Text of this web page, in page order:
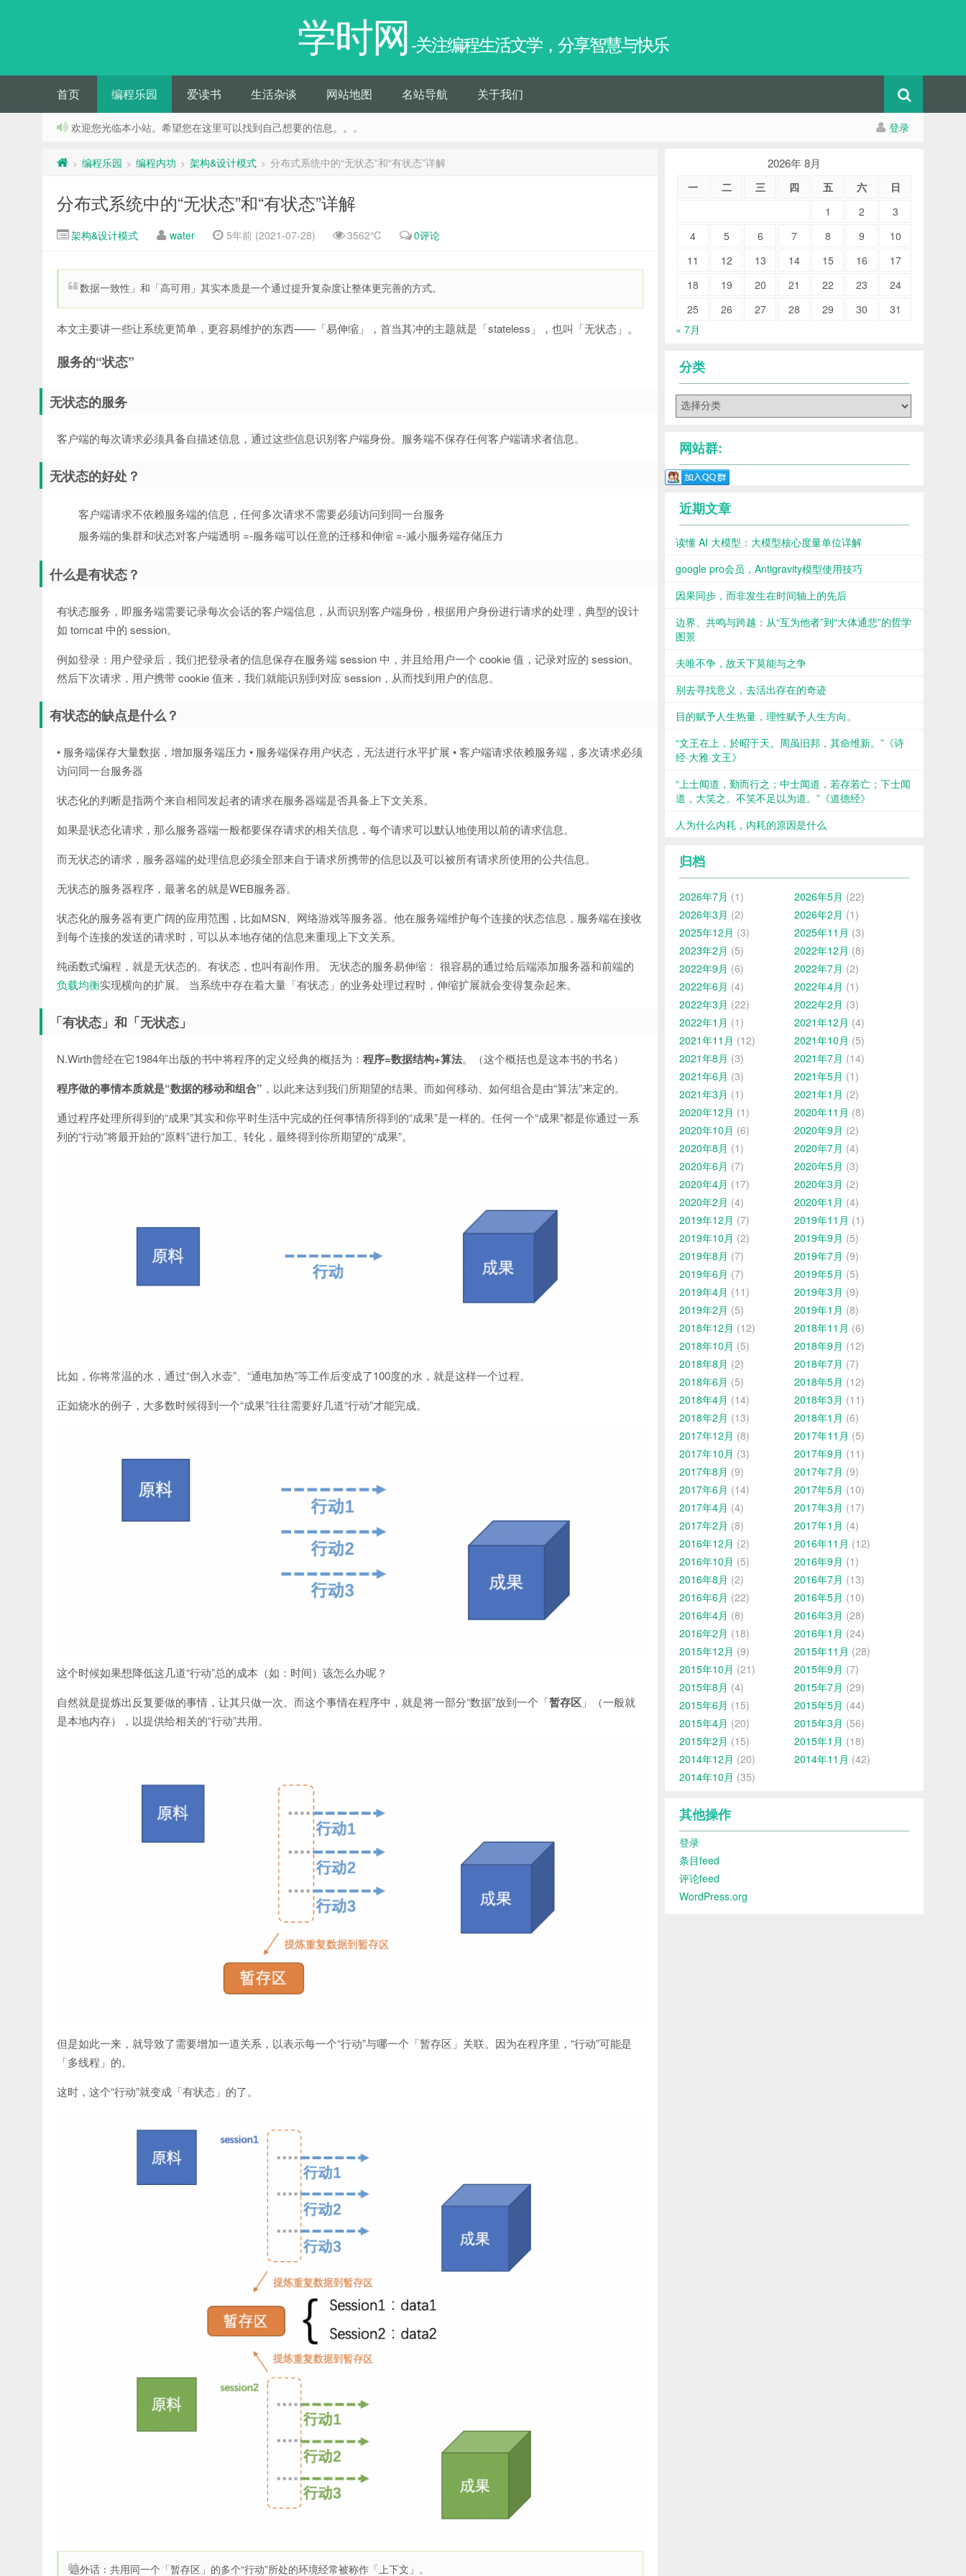
学时网 -关注编程生活文学，分享智慧与快乐
首页 编程乐园 爱读书 生活杂谈 网站地图 名站导航 关于我们
登录
欢迎您光临本小站。希望您在这里可以找到自己想要的信息。。。
> 编程乐园 > 编程内功 > 架构&设计模式 > 分布式系统中的“无状态”和“有状态”详解
分布式系统中的“无状态”和“有状态”详解
架构&设计模式 water 5年前 (2021-07-28) 3562℃ 0评论
「数据一致性」和「高可用」其实本质是一个通过提升复杂度让整体更完善的方式。
本文主要讲一些让系统更简单，更容易维护的东西——「易伸缩」，首当其冲的主题就是「stateless」，也叫「无状态」。
服务的“状态”
无状态的服务
客户端的每次请求必须具备自描述信息，通过这些信息识别客户端身份。服务端不保存任何客户端请求者信息。
无状态的好处？
客户端请求不依赖服务端的信息，任何多次请求不需要必须访问到同一台服务
服务端的集群和状态对客户端透明 =-服务端可以任意的迁移和伸缩 =-减小服务端存储压力
什么是有状态？
有状态服务，即服务端需要记录每次会话的客户端信息，从而识别客户端身份，根据用户身份进行请求的处理，典型的设计
如 tomcat 中的 session。
例如登录：用户登录后，我们把登录者的信息保存在服务端 session 中，并且给用户一个 cookie 值，记录对应的 session。
然后下次请求，用户携带 cookie 值来，我们就能识别到对应 session，从而找到用户的信息。
有状态的缺点是什么？
• 服务端保存大量数据，增加服务端压力 • 服务端保存用户状态，无法进行水平扩展 • 客户端请求依赖服务端，多次请求必须
访问同一台服务器
状态化的判断是指两个来自相同发起者的请求在服务器端是否具备上下文关系。
如果是状态化请求，那么服务器端一般都要保存请求的相关信息，每个请求可以默认地使用以前的请求信息。
而无状态的请求，服务器端的处理信息必须全部来自于请求所携带的信息以及可以被所有请求所使用的公共信息。
无状态的服务器程序，最著名的就是WEB服务器。
状态化的服务器有更广阔的应用范围，比如MSN、网络游戏等服务器。他在服务端维护每个连接的状态信息，服务端在接收
到每个连接的发送的请求时，可以从本地存储的信息来重现上下文关系。
纯函数式编程，就是无状态的。有状态，也叫有副作用。 无状态的服务易伸缩： 很容易的通过给后端添加服务器和前端的
负载均衡实现横向的扩展。 当系统中存在着大量「有状态」的业务处理过程时，伸缩扩展就会变得复杂起来。
「有状态」和「无状态」
N.Wirth曾经在它1984年出版的书中将程序的定义经典的概括为： 程序=数据结构+算法。（这个概括也是这本书的书名）
程序做的事情本质就是“数据的移动和组合” ，以此来达到我们所期望的结果。而如何移动、如何组合是由“算法”来定的。
通过程序处理所得到的“成果”其实和你平时生活中完成的任何事情所得到的“成果”是一样的。任何一个“成果”都是你通过一系
列的“行动”将最开始的“原料”进行加工、转化，最终得到你所期望的“成果”。
比如，你将常温的水，通过“倒入水壶”、“通电加热”等工作后变成了100度的水，就是这样一个过程。
正如烧水的例子，大多数时候得到一个“成果”往往需要好几道“行动”才能完成。
这个时候如果想降低这几道“行动”总的成本（如：时间）该怎么办呢？
自然就是提炼出反复要做的事情，让其只做一次。而这个事情在程序中，就是将一部分“数据”放到一个「暂存区 」（一般就
是本地内存），以提供给相关的“行动”共用。
但是如此一来，就导致了需要增加一道关系，以表示每一个“行动”与哪一个「暂存区」关联。因为在程序里，“行动”可能是
「多线程」的。
这时，这个“行动”就变成「有状态」的了。
题外话：共用同一个「暂存区」的多个“行动”所处的环境经常被称作「上下文」。
2026年 8月
一 二 三 四 五 六
日
1
2
3
4
5 6 7 8 9
10
11
12 13 14 15 16
17
18
19 20 21 22 23
24
25
26 27 28 29 30
31
« 7月
分类
网站群:
近期文章
读懂 AI 大模型：大模型核心度量单位详解
google pro会员，Antigravity模型使用技巧
因果同步，而非发生在时间轴上的先后
边界、共鸣与跨越：从“互为他者”到“大体通悲”的哲学
图景
夫唯不争，故天下莫能与之争
别去寻找意义，去活出存在的奇迹
目的赋予人生热量，理性赋予人生方向。
“文王在上，於昭于天。周虽旧邦，其命维新。”《诗
经·大雅·文王》
“上士闻道，勤而行之；中士闻道，若存若亡；下士闻
道，大笑之。不笑不足以为道。”《道德经》
人为什么内耗，内耗的原因是什么
归档
2026年7月 (1) 2026年5月 (22)
2026年3月 (2) 2026年2月 (1)
2025年12月 (3) 2025年11月 (3)
2023年2月 (5) 2022年12月 (8)
2022年9月 (6) 2022年7月 (2)
2022年6月 (4) 2022年4月 (1)
2022年3月 (22) 2022年2月 (3)
2022年1月 (1) 2021年12月 (4)
2021年11月 (12) 2021年10月 (5)
2021年8月 (3) 2021年7月 (14)
2021年6月 (3) 2021年5月 (1)
2021年3月 (1) 2021年1月 (2)
2020年12月 (1) 2020年11月 (8)
2020年10月 (6) 2020年9月 (2)
2020年8月 (1) 2020年7月 (4)
2020年6月 (7) 2020年5月 (3)
2020年4月 (17) 2020年3月 (2)
2020年2月 (4) 2020年1月 (4)
2019年12月 (7) 2019年11月 (1)
2019年10月 (2) 2019年9月 (5)
2019年8月 (7) 2019年7月 (9)
2019年6月 (7) 2019年5月 (5)
2019年4月 (11) 2019年3月 (9)
2019年2月 (5) 2019年1月 (8)
2018年12月 (12) 2018年11月 (6)
2018年10月 (5) 2018年9月 (12)
2018年8月 (2) 2018年7月 (7)
2018年6月 (5) 2018年5月 (12)
2018年4月 (14) 2018年3月 (11)
2018年2月 (13) 2018年1月 (6)
2017年12月 (8) 2017年11月 (5)
2017年10月 (3) 2017年9月 (11)
2017年8月 (9) 2017年7月 (9)
2017年6月 (14) 2017年5月 (10)
2017年4月 (4) 2017年3月 (17)
2017年2月 (8) 2017年1月 (4)
2016年12月 (2) 2016年11月 (12)
2016年10月 (5) 2016年9月 (1)
2016年8月 (2) 2016年7月 (13)
2016年6月 (22) 2016年5月 (10)
2016年4月 (8) 2016年3月 (28)
2016年2月 (18) 2016年1月 (24)
2015年12月 (9) 2015年11月 (28)
2015年10月 (21) 2015年9月 (7)
2015年8月 (4) 2015年7月 (29)
2015年6月 (15) 2015年5月 (44)
2015年4月 (20) 2015年3月 (56)
2015年2月 (15) 2015年1月 (18)
2014年12月 (20) 2014年11月 (42)
2014年10月 (35)
其他操作
登录
条目feed
评论feed
WordPress.org